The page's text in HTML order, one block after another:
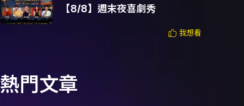
【8/8】週末夜喜劇秀
我想看
熱門文章